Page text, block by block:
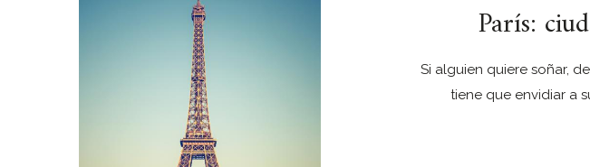
París:
Si alguien quiere soñar,
tiene que envidiar a